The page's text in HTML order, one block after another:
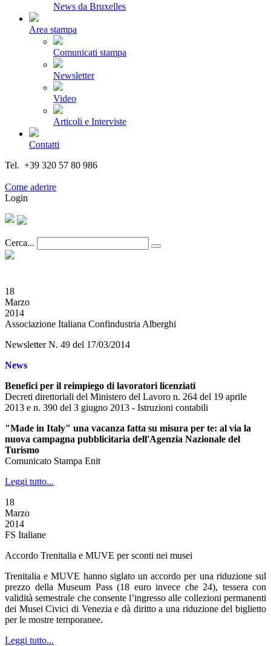
News da Bruxelles
Area stampa
Comunicati stampa
Newsletter
Video
Articoli e Interviste
Contatti
Tel. +39 320 57 80 986
Come aderire
Login
Cerca...
18
Marzo
2014
Associazione Italiana Confindustria Alberghi
Newsletter N. 49 del 17/03/2014
News
Benefici per il reimpiego di lavoratori licenziati
Decreti direttoriali del Ministero del Lavoro n. 264 del 19 aprile
2013 e n. 390 del 3 giugno 2013 - Istruzioni contabili
"Made in Italy" una vacanza fatta su misura per te: al via la
nuova campagna pubblicitaria dell'Agenzia Nazionale del
Turismo
Comunicato Stampa Enit
Leggi tutto...
18
Marzo
2014
FS Italiane
Accordo Trenitalia e MUVE per sconti nei musei
Trenitalia e MUVE hanno siglato un accordo per una riduzione sul
prezzo della Museum Pass (18 euro invece che 24), tessera con
validità semestrale che consente l’ingresso alle collezioni permanenti
dei Musei Civici di Venezia e dà diritto a una riduzione del biglietto
per le mostre temporanee.
Leggi tutto...